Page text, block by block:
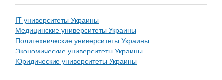
IT университеты Украины
Медицинские университеты Украины
Политехнические университеты Украины
Экономические университеты Украины
Юридические университеты Украины